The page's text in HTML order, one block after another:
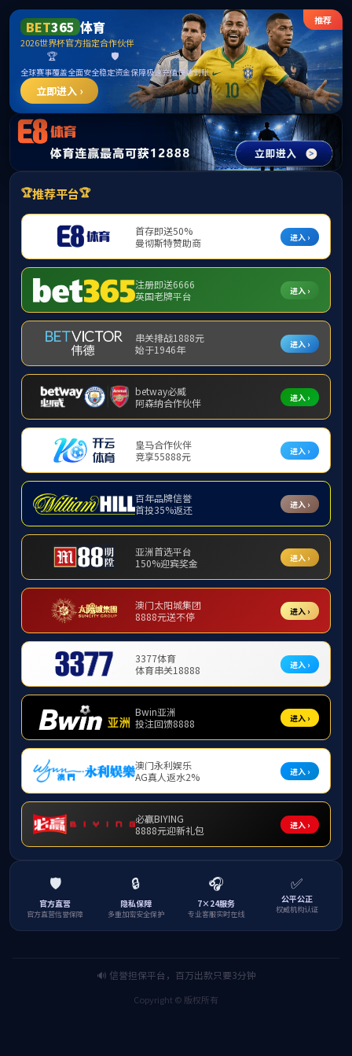
******
中国·必威
学院首页
西汉母联官网
研学活动
招生目录
导师风采
规章制度
研学活动
27日下午，
学习生活情况，叮